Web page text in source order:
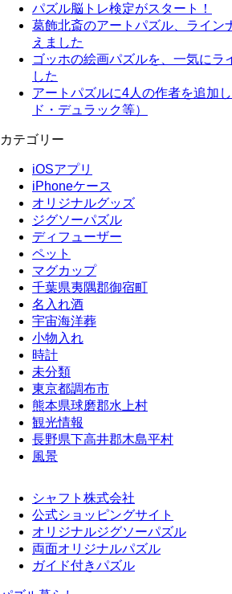
パズル脳トレ検定がスタート！
葛飾北斎のアートパズル、ライン
えました
ゴッホの絵画パズルを、一気にラ
した
アートパズルに4人の作者を追加
ド・デュラック等）
カテゴリー
iOSアプリ
iPhoneケース
オリジナルグッズ
ジグソーパズル
ディフューザー
ペット
マグカップ
千葉県夷隅郡御宿町
名入れ酒
宇宙海洋葬
小物入れ
時計
未分類
東京都調布市
熊本県球磨郡水上村
観光情報
長野県下高井郡木島平村
風景
シャフト株式会社
公式ショッピングサイト
オリジナルジグソーパズル
両面オリジナルパズル
ガイド付きパズル